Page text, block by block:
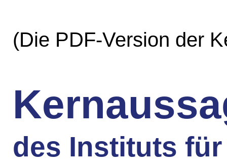
(Die PDF-Version der
des Instituts für